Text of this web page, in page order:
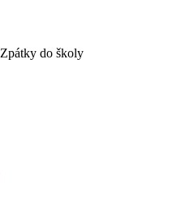
Zpátky do školy